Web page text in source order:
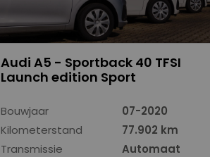
Audi A5 - Sportback 40 TFSI
Launch edition Sport
Bouwjaar
07-2020
Kilometerstand
77.902 km
Transmissie
Automaat